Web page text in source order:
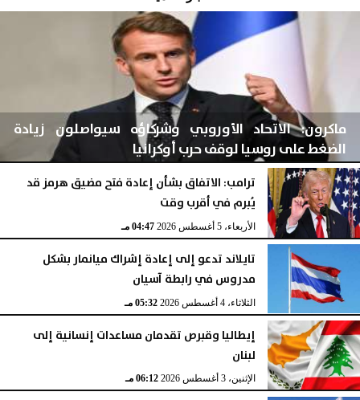
ماكرون: الاتحاد الأوروبي وشركاؤه سيواصلون زيادة
الضغط على روسيا لوقف حرب أوكرانيا
الأربعاء، 5 أغسطس 2026 04:48 مـ
ترامب: الاتفاق بشأن إعادة فتح مضيق هرمز قد
يُبرم في أقرب وقت
الأربعاء، 5 أغسطس 2026 04:47 مـ
تايلاند تدعو إلى إعادة إشراك ميانمار بشكل
مدروس في رابطة آسيان
الثلاثاء، 4 أغسطس 2026 05:32 مـ
إيطاليا وقبرص تقدمان مساعدات إنسانية إلى
لبنان
الإثنين، 3 أغسطس 2026 06:12 مـ